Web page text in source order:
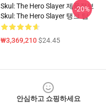
Skul: The Hero Slayer 제품정보
Skul: The Hero Slayer 탱크 탑
₩3,369,210$24.45
-20%
안심하고 쇼핑하세요